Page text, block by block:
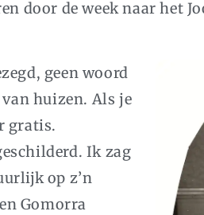
door de week naar het
geen woord
huizen. Als je
gratis.
Ik zag
op z’n
Gomorra